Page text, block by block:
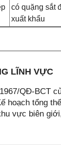
có quặng sắt
xuất khẩu
LĨNH VỰC
QĐ-BCT
hoạch tổng
vực biên